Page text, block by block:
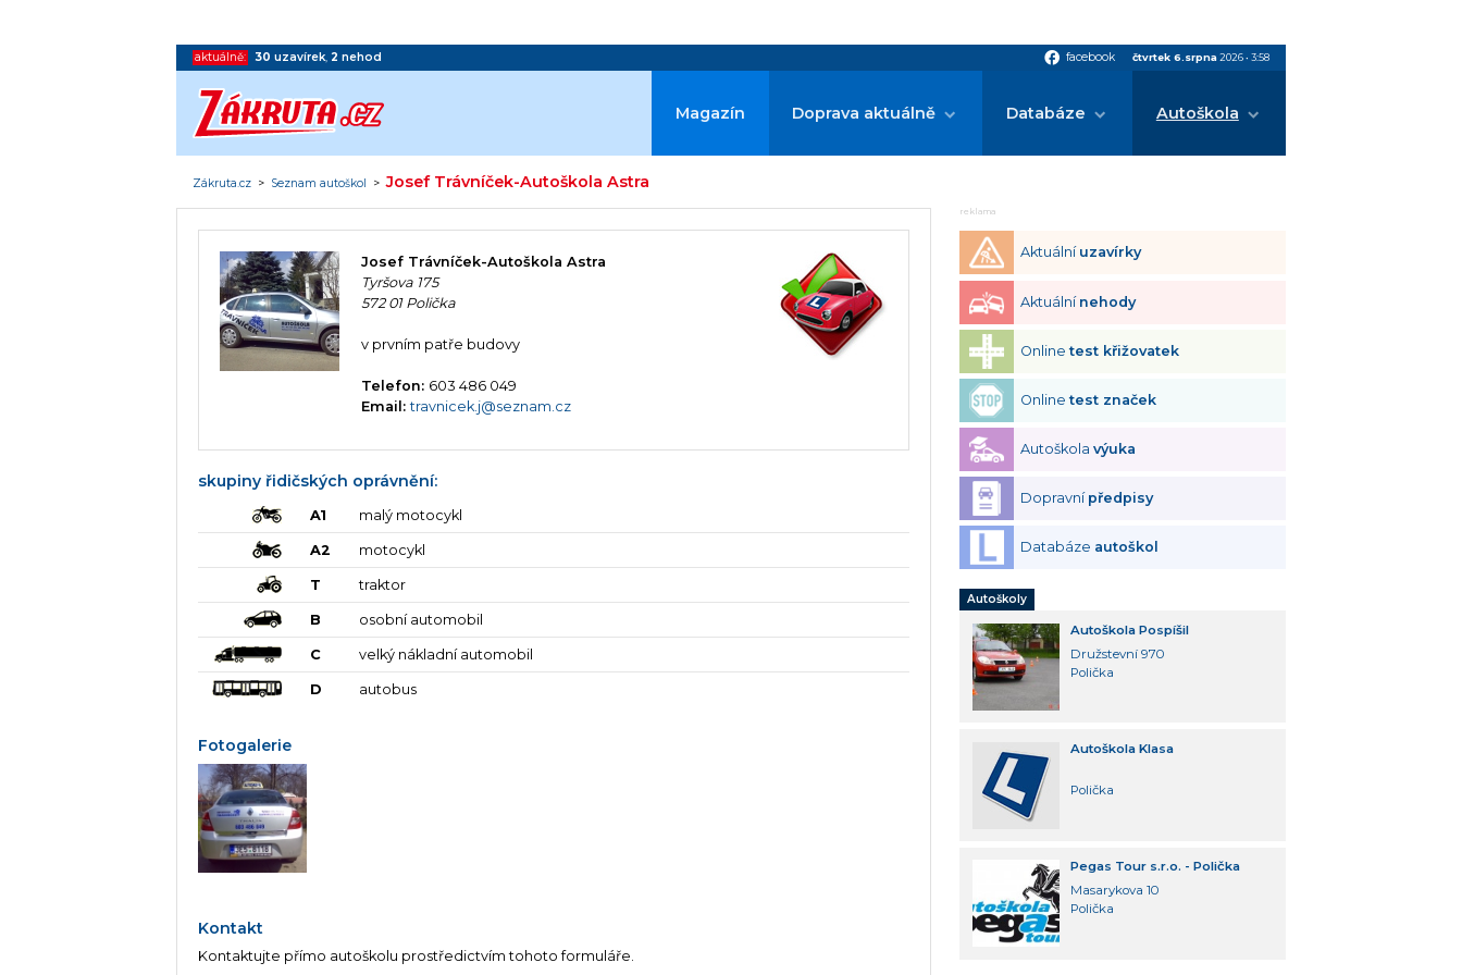
aktuálně: 30 uzavírek,2 nehod facebook facebook čtvrtek 6.srpna 2026• 3:58
Magazín Doprava aktuálně Databáze Autoškola
Zákruta.cz > Seznam autoškol >Josef Trávníček-Autoškola Astra
Josef Trávníček-Autoškola Astra
Tyršova 175
572 01 Polička
v prvním patře budovy
Telefon: 603 486 049
Email:travnicek.j@seznam.cz
skupiny řidičských oprávnění:
A1 malý motocykl
A2 motocykl
T traktor
B osobní automobil
C velký nákladní automobil
D autobus
Fotogalerie
Kontakt
Kontaktujte přímo autoškolu prostředictvím tohoto formuláře.
reklama
Aktuální uzavírky
Aktuální nehody
Onlinetest křižovatek
Onlinetest značek
Autoškolavýuka
Dopravní předpisy
Databáze autoškol
Autoškoly
Autoškola Pospíšil
Družstevní 970
Polička
Autoškola Klasa
Polička
Pegas Tour s.r.o. - Polička
Masarykova 10
Polička